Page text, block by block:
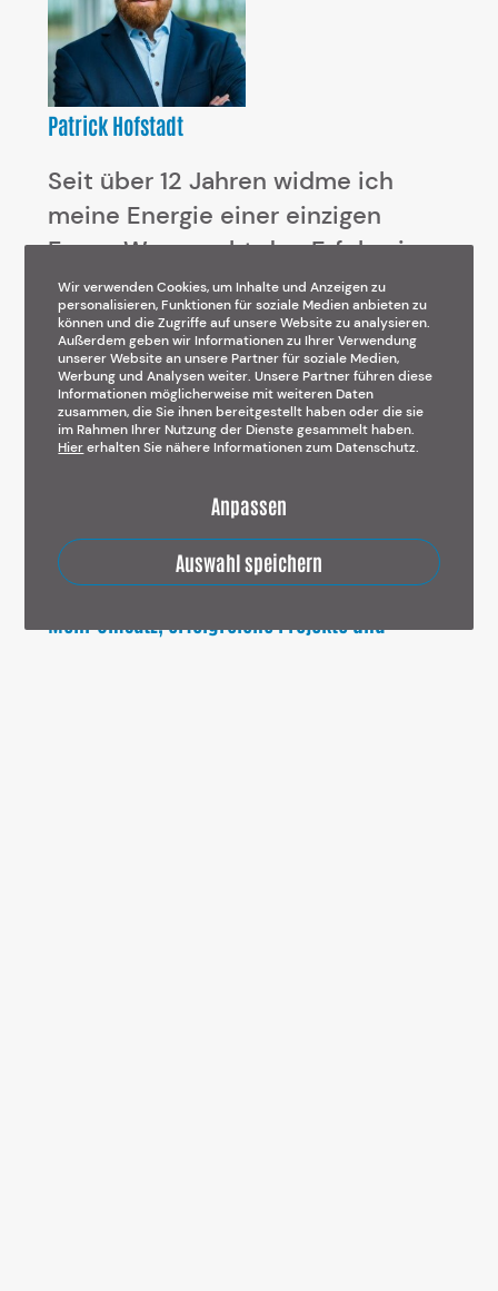
Patrick Hofstadt
Seit über 12 Jahren widme ich
meine Energie einer einzigen
Frage: Was macht den Erfolg eines
Angebots aus?
Blog durchsuchen
Suchen
Wir verwenden Cookies, um Inhalte und Anzeigen zu
personalisieren, Funktionen für soziale Medien anbieten zu
können und die Zugriffe auf unsere Website zu analysieren.
Außerdem geben wir Informationen zu Ihrer Verwendung
unserer Website an unsere Partner für soziale Medien,
Werbung und Analysen weiter. Unsere Partner führen diese
Informationen möglicherweise mit weiteren Daten
zusammen, die Sie ihnen bereitgestellt haben oder die sie
im Rahmen Ihrer Nutzung der Dienste gesammelt haben.
Hiererhalten Sie nähere Informationen zum Datenschutz.
Anpassen
Auswahl speichern